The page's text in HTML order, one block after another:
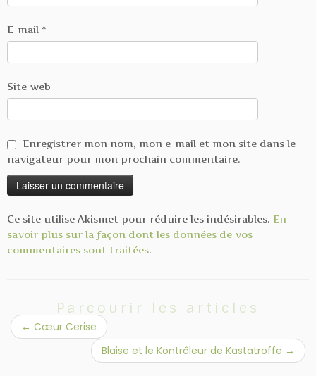
E-mail *
Site web
Enregistrer mon nom, mon e-mail et mon site dans le
navigateur pour mon prochain commentaire.
Ce site utilise Akismet pour réduire les indésirables. En
savoir plus sur la façon dont les données de vos
commentaires sont traitées.
Parcourir les articles
← Cœur Cerise
Blaise et le Kontrôleur de Kastatroffe →